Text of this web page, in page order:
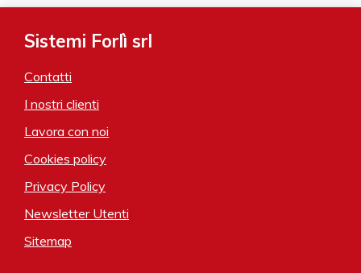
Sistemi Forlì srl
Contatti
I nostri clienti
Lavora con noi
Cookies policy
Privacy Policy
Newsletter Utenti
Sitemap